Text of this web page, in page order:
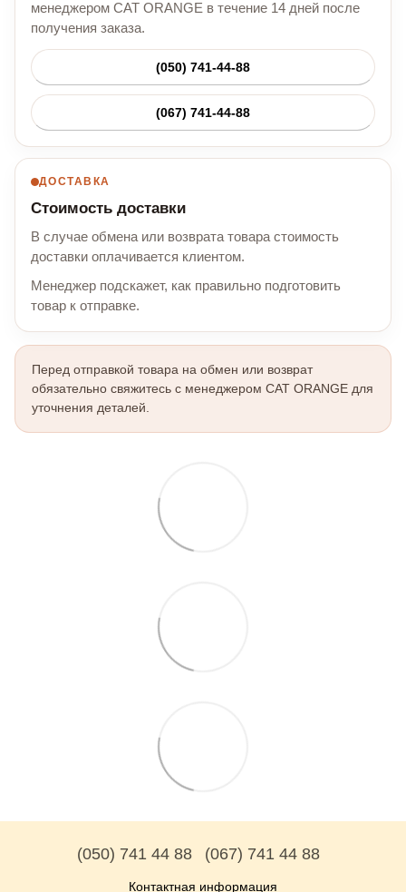
менеджером CAT ORANGE в течение 14 дней после
получения заказа.
(050) 741-44-88
(067) 741-44-88
ДОСТАВКА
Стоимость доставки
В случае обмена или возврата товара стоимость
доставки оплачивается клиентом.
Менеджер подскажет, как правильно подготовить
товар к отправке.
Перед отправкой товара на обмен или возврат
обязательно свяжитесь с менеджером CAT ORANGE для
уточнения деталей.
(050) 741 44 88 (067) 741 44 88
Контактная информация